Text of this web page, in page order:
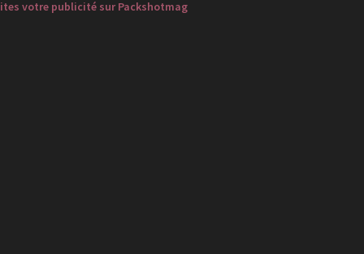
votre publicité sur Packshotmag